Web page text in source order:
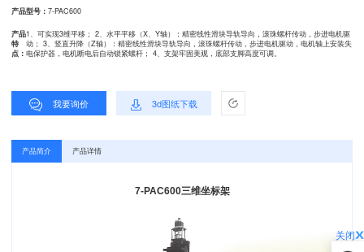
产品型号： 7-PAC600
产品
特
点：
1、可实现3维平移； 2、水平平移（X、Y轴）：精密线性滑块导轨导向，滚珠螺杆传动，步进电机驱
动； 3、竖直升降（Z轴）：精密线性滑块导轨导向，滚珠螺杆传动，步进电机驱动，电机轴上安装失
电保护器，电机断电后自动锁紧螺杆； 4、支架牢固美观，底部支脚高度可调。
我要询价 3d图纸下载
产品简介 产品详情
7-PAC600三维坐标架
关闭